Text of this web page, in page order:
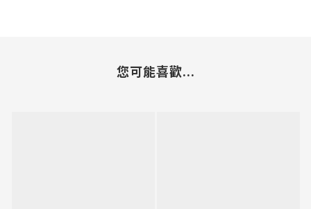
您可能喜歡...